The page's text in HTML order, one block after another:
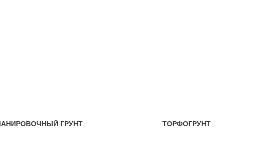
ГРУНТ ТОРФОГРУНТ